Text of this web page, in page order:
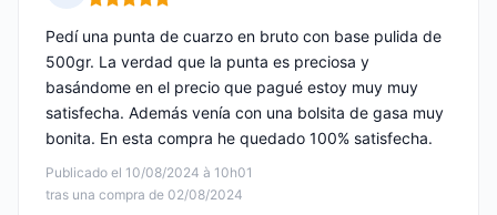
Nota: 5 de 5
Publicado el 10/08/2024 à 10h01
tras una compra de 02/08/2024
Pedí una punta de cuarzo en bruto con base pulida de
500gr. La verdad que la punta es preciosa y
basándome en el precio que pagué estoy muy muy
satisfecha. Además venía con una bolsita de gasa muy
bonita. En esta compra he quedado 100% satisfecha.